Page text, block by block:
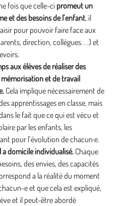
fois que celle-cipromeut un
et des besoins de l’enfant, il
pour pouvoir faire face aux
direction, collègues. . .) et
aux élèves de réaliser des
et de travail
Cela implique nécessairement de
apprentissages en classe, mais
le fait que ce qui est vécu et
par les enfants, les
pour l’évolution de chacun·e.
domicile individualisé. Chaque
des envies, des capacités
a la réalité du moment
e et que cela est expliqué,
et il peut-être abordé